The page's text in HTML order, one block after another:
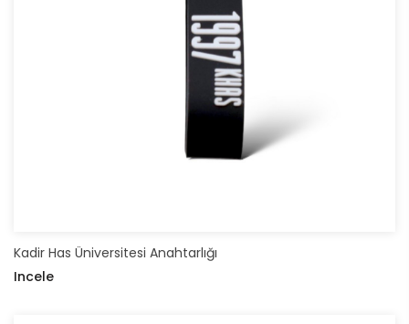
Kadir Has Üniversitesi Anahtarlığı
Incele